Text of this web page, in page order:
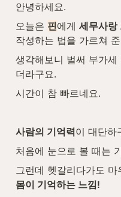
안녕하세요.
오늘은 핀에게 세무사랑
작성하는 법을 가르쳐
생각해보니 벌써 부가세
더라구요.
시간이 참 빠르네요.
사람의 기억력이 대단하
처음에 눈으로 볼 때는
몸이 기억하는 느낌!